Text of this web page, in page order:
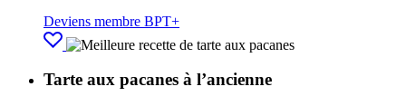
Deviens membre BPT+
Tarte aux pacanes à l’ancienne